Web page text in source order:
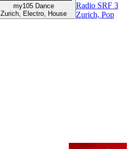
my105 Dance
Zurich, Electro, House
Radio SRF 3
Zurich, Pop